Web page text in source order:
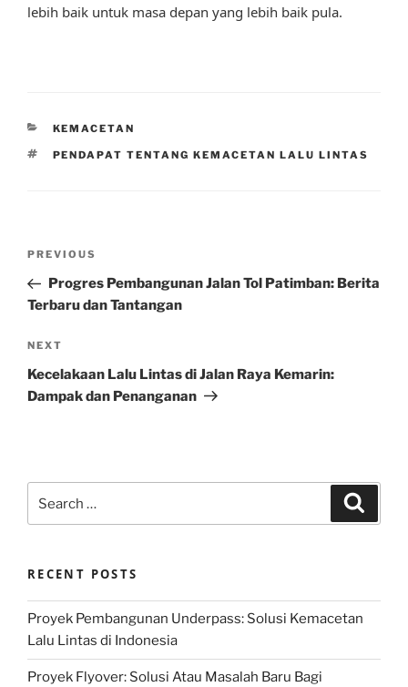
lebih baik untuk masa depan yang lebih baik pula.
CATEGORIES
KEMACETAN
TAGS
PENDAPAT TENTANG KEMACETAN LALU LINTAS
Previous
Post
PREVIOUS
Progres Pembangunan Jalan Tol Patimban: Berita
Terbaru dan Tantangan
Next
Post
NEXT
Kecelakaan Lalu Lintas di Jalan Raya Kemarin:
Dampak dan Penanganan
for:
RECENT POSTS
Proyek Pembangunan Underpass: Solusi Kemacetan
Lalu Lintas di Indonesia
Proyek Flyover: Solusi Atau Masalah Baru Bagi